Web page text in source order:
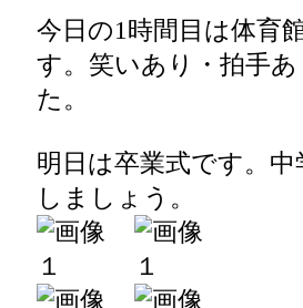
今日の1時間目は体育
す。笑いあり・拍手
た。
明日は卒業式です。
しましょう。